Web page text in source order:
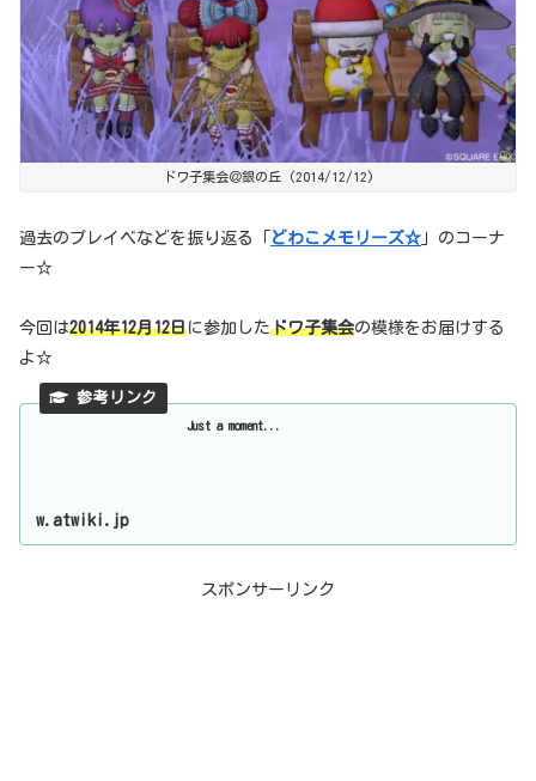
ドワ子集会＠銀の丘 (2014/12/12)
過去のプレイベなどを振り返る「 どわこメモリーズ☆」のコーナ
ー☆
今回は2014年12月12日に参加したドワ子集会の模様をお届けする
よ☆
Just a moment...
w.atwiki.jp
スポンサーリンク